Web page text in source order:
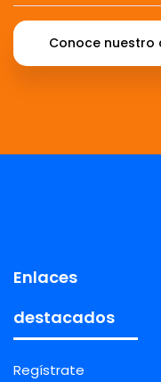
Conoce nuestro
Enlaces
destacados
Regístrate